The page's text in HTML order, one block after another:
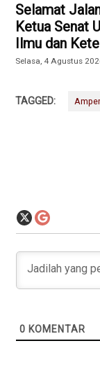
Selamat
Ketua Senat
Ilmu dan
Selasa, 4 Agustus
TAGGED:
0 KOMENTAR